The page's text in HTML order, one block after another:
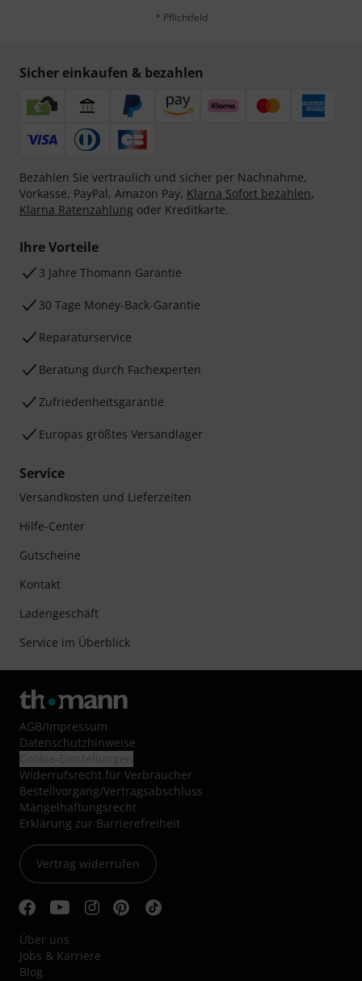
* Pflichtfeld
Sicher einkaufen & bezahlen
Bezahlen Sie vertraulich und sicher per Nachnahme,
Vorkasse, PayPal, Amazon Pay, Klarna Sofort bezahlen,
Klarna Ratenzahlung oder Kreditkarte.
Ihre Vorteile
3 Jahre Thomann Garantie
30 Tage Money-Back-Garantie
Reparaturservice
Beratung durch Fachexperten
Zufriedenheitsgarantie
Europas größtes Versandlager
Service
Versandkosten und Lieferzeiten
Hilfe-Center
Gutscheine
Kontakt
Ladengeschäft
Service im Überblick
AGB/Impressum
Datenschutzhinweise
Widerrufsrecht für Verbraucher
Bestellvorgang/Vertragsabschluss
Mängelhaftungsrecht
Erklärung zur Barrierefreiheit
Vertrag widerrufen
Über uns
Jobs & Karriere
Blog